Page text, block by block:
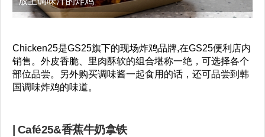
Chicken25是GS25旗下的现场炸鸡品牌,在GS25便利店内
销售。外皮香脆、里肉酥软的组合堪称一绝，可选择各个
部位品尝。另外购买调味酱一起食用的话，还可品尝到韩
国调味炸鸡的味道。
| Café25&香蕉牛奶拿铁